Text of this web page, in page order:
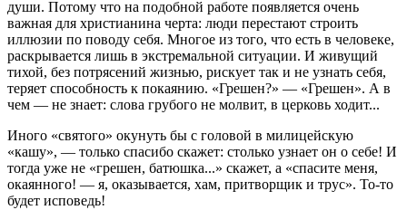
души. Потому что на подобной работе появляется очень
важная для христианина черта: люди перестают строить
иллюзии по поводу себя. Многое из того, что есть в человеке,
раскрывается лишь в экстремальной ситуации. И живущий
тихой, без потрясений жизнью, рискует так и не узнать себя,
теряет способность к покаянию. «Грешен?» — «Грешен». А в
чем — не знает: слова грубого не молвит, в церковь ходит...
Иного «святого» окунуть бы с головой в милицейскую
«кашу», — только спасибо скажет: столько узнает он о себе! И
тогда уже не «грешен, батюшка...» скажет, а «спасите меня,
окаянного! — я, оказывается, хам, притворщик и трус». То-то
будет исповедь!